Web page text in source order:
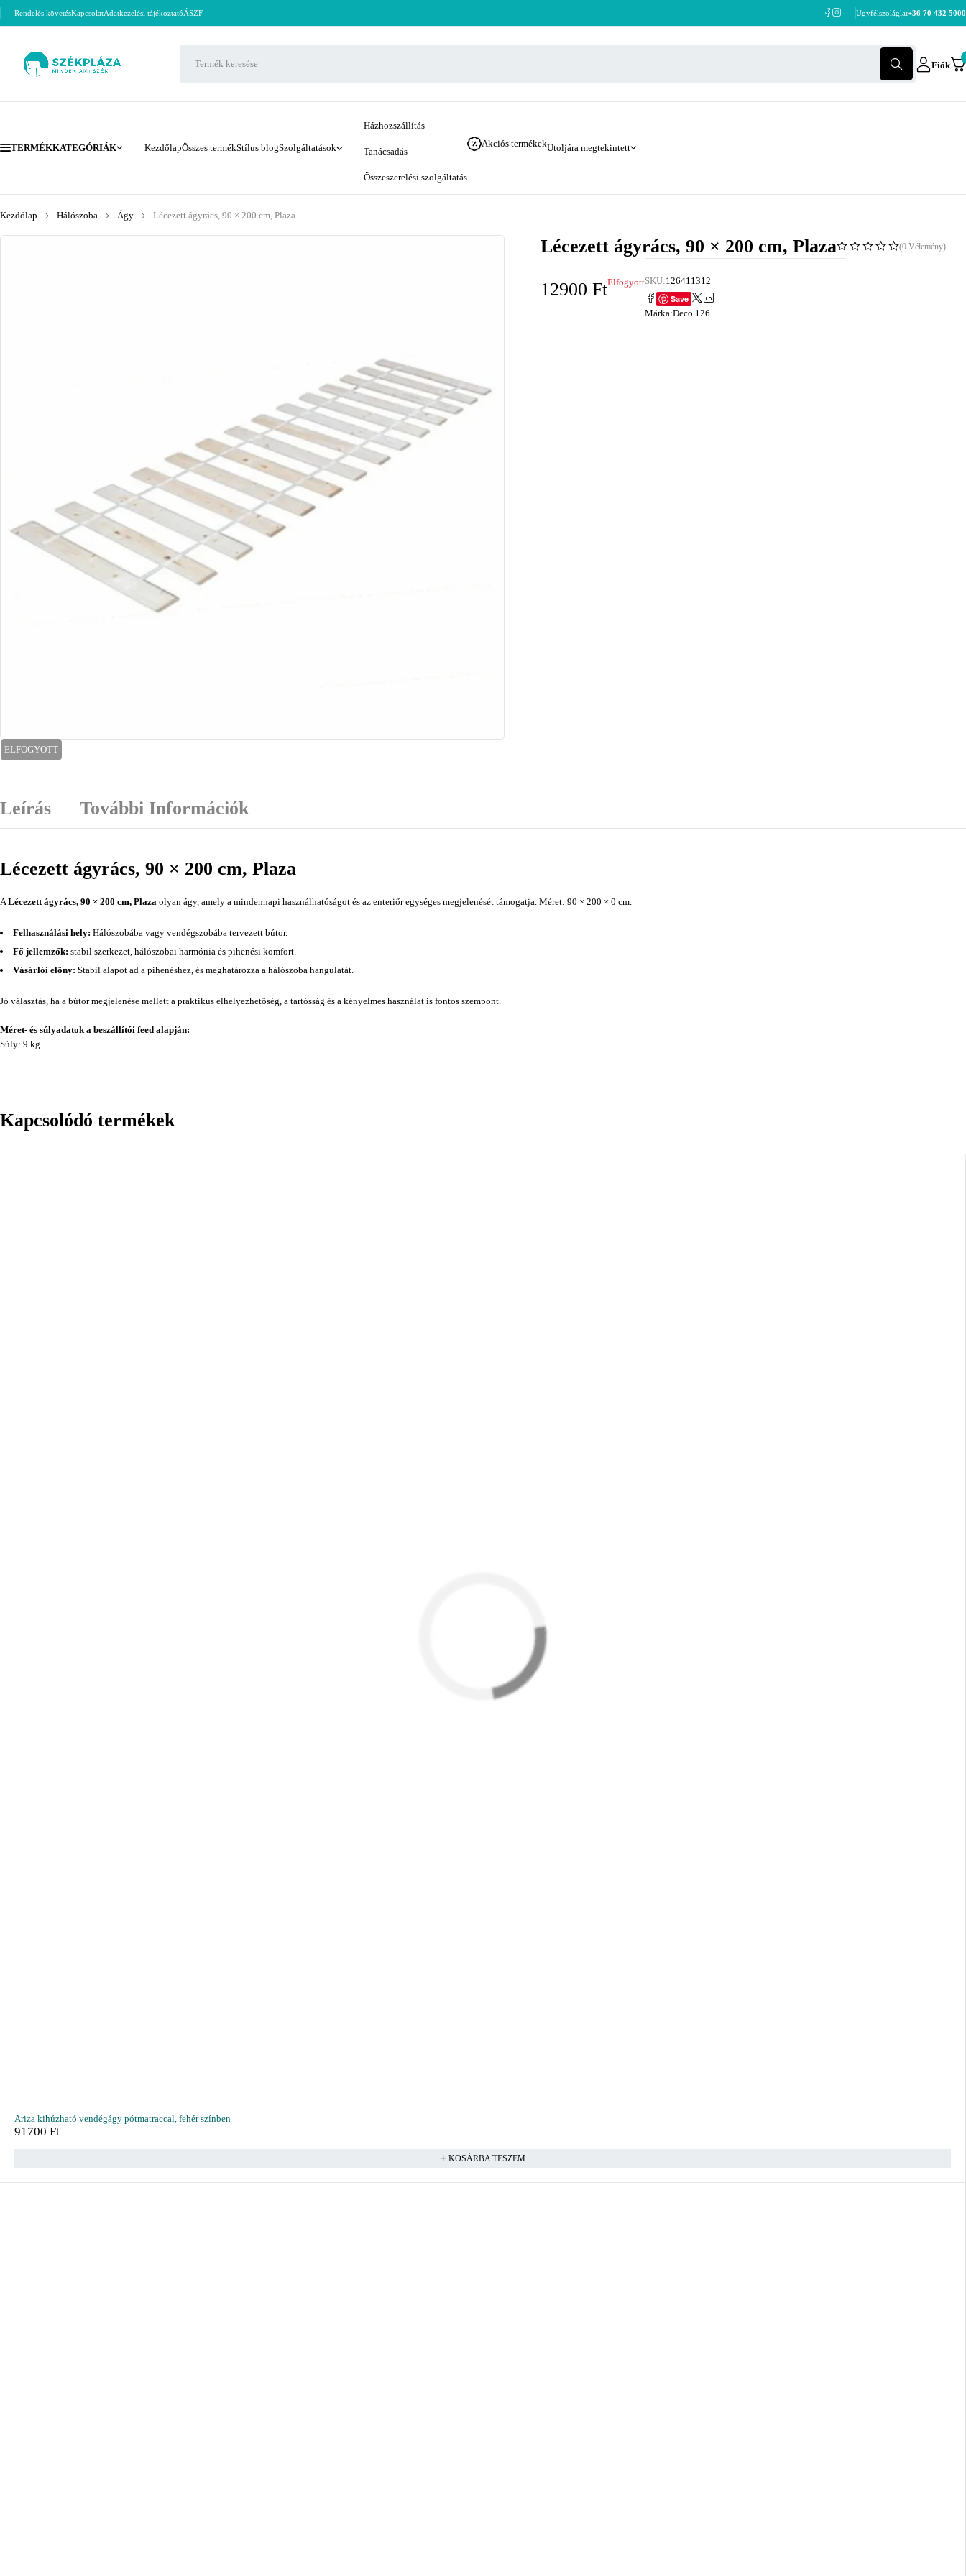
Rendelés követésKapcsolatAdatkezelési tájékoztatóÁSZF Ügyfélszoláglat+36 70 432 5000
Fiók
TERMÉKKATEGÓRIÁK KezdőlapÖsszes termékStílus blogSzolgáltatások
Házhozszállítás
Tanácsadás
Összeszerelési szolgáltatás
Akciós termékekUtoljára megtekintett
Kezdőlap Hálószoba Ágy Lécezett ágyrács, 90 × 200 cm, Plaza
ELFOGYOTT
Lécezett ágyrács, 90 × 200 cm, Plaza (0 Vélemény)
12900 FtElfogyottSKU:126411312
Save
Márka:Deco 126
Leírás További Információk
Lécezett ágyrács, 90 × 200 cm, Plaza
ALécezett ágyrács, 90 × 200 cm, Plaza olyan ágy, amely a mindennapi használhatóságot és az enteriőr egységes megjelenését támogatja. Méret: 90 × 200 × 0 cm.
Felhasználási hely: Hálószobába vagy vendégszobába tervezett bútor.
Fő jellemzők: stabil szerkezet, hálószobai harmónia és pihenési komfort.
Vásárlói előny: Stabil alapot ad a pihenéshez, és meghatározza a hálószoba hangulatát.
Jó választás, ha a bútor megjelenése mellett a praktikus elhelyezhetőség, a tartósság és a kényelmes használat is fontos szempont.
Méret- és súlyadatok a beszállítói feed alapján:
Súly: 9 kg
Kapcsolódó termékek
Ariza kihúzható vendégágy pótmatraccal, fehér színben
91700 Ft
KOSÁRBA TESZEM